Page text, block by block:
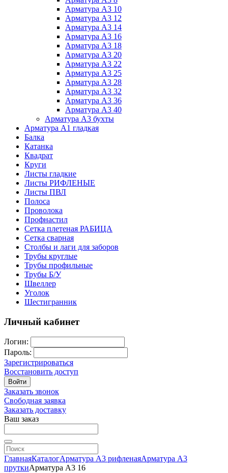
Арматура А3 10
Арматура А3 12
Арматура А3 14
Арматура А3 16
Арматура А3 18
Арматура А3 20
Арматура А3 22
Арматура А3 25
Арматура А3 28
Арматура А3 32
Арматура А3 36
Арматура А3 40
Арматура А3 бухты
Арматура А1 гладкая
Балка
Катанка
Квадрат
Круги
Листы гладкие
Листы РИФЛЕНЫЕ
Листы ПВЛ
Полоса
Проволока
Профнастил
Сетка плетеная РАБИЦА
Сетка сварная
Столбы и лаги для заборов
Трубы круглые
Трубы профильные
Трубы Б/У
Швеллер
Уголок
Шестигранник
Личный кабинет
Логин:
Пароль:
Зарегистрироваться
Восстановить доступ
Войти
Заказать звонок
Свободная заявка
Заказать доставку
Ваш заказ
ГлавнаяКаталогАрматура А3 рифленаяАрматура А3
пруткиАрматура А3 16